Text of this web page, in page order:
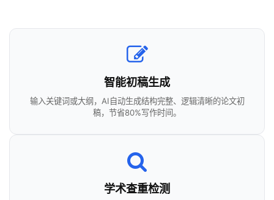
智能初稿生成
输入关键词或大纲，AI自动生成结构完整、逻辑清晰的论文初
稿，节省80%写作时间。
学术查重检测